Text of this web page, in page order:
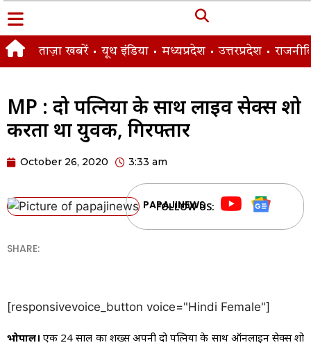
ताज़ा खबरें यूथ इंडिया मध्यप्रदेश उत्तरप्रदेश
MP : दो पत्नियों के साथ लाइव सेक्स शो
करता था युवक, गिरफ्तार
October 26, 2020 3:33 am
PAPAJINEWS
FOLLOW US:
SHARE:
[responsivevoice_button voice="Hindi Female"]
भोपाल। एक 24 साल का शख्स अपनी दो पत्नियों के साथ ऑनलाइन सेक्स शो